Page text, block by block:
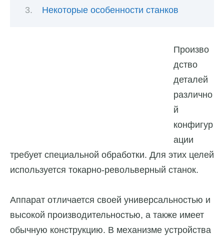
Некоторые особенности станков
Произво
дство
деталей
различно
й
конфигур
ации
требует специальной обработки. Для этих целей
используется токарно-револьверный станок.
Аппарат отличается своей универсальностью и
высокой производительностью, а также имеет
обычную конструкцию. В механизме устройства